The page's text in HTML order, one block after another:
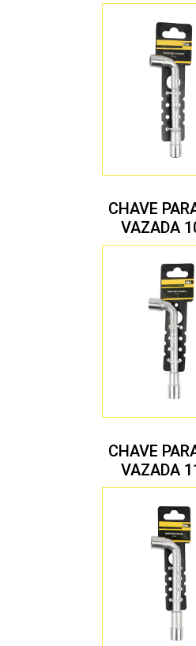
CHAVE
VAZADA
CHAVE
VAZADA